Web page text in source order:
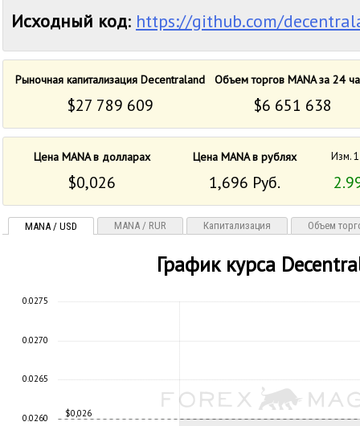
Исходный код: https://github.com/
Рыночная капитализация Decentraland Объем торгов MANA за 24
$27 789 609 $6 651 638
Цена MANA в долларах Цена MANA в рублях Изм.
$0,026 1,696 Руб.
MANA / USD MANA / RUR Капитализация Объем
График курса
$0,026
0.0260
0.0265
0.0270
0.0275